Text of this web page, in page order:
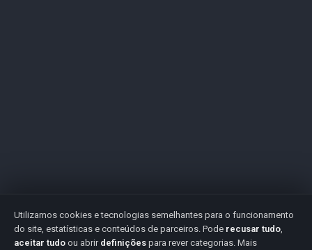
Utilizamos cookies e tecnologias semelhantes para o funcionamento
do site, estatísticas e conteúdos de parceiros. Pode recusar tudo,
aceitar tudo ou abrir definições para rever categorias. Mais